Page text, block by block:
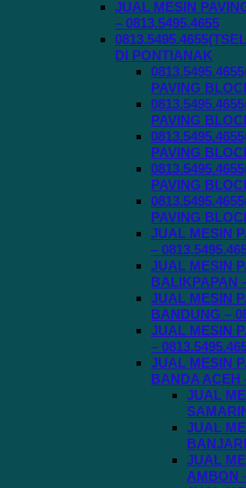
JUAL MESIN
– 0813.5495.4655
DI PONTIANAK
PAVING
PAVING
PAVING
PAVING
PAVING
JUAL MESIN
–
JUAL MESIN
BALIKPAPAN
JUAL MESIN
BANDUNG –
JUAL MESIN
–
JUAL MESIN
BANDA ACEH
JUAL
JUAL
JUAL
AMBON